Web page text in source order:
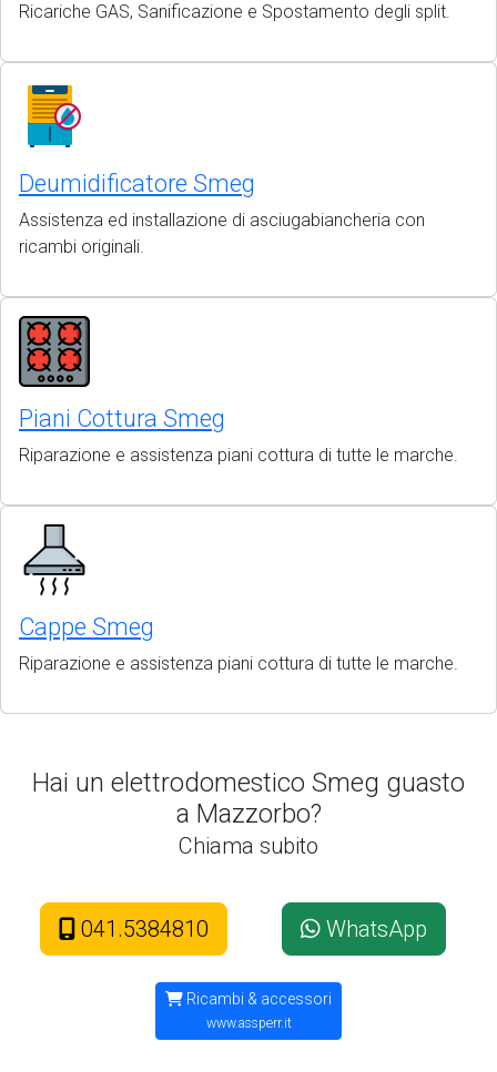
Ricariche GAS, Sanificazione e Spostamento degli split.
Deumidificatore Smeg
Assistenza ed installazione di asciugabiancheria con
ricambi originali.
Piani Cottura Smeg
Riparazione e assistenza piani cottura di tutte le marche.
Cappe Smeg
Riparazione e assistenza piani cottura di tutte le marche.
Hai un elettrodomestico Smeg guasto
a Mazzorbo?
Chiama subito
041.5384810 WhatsApp
Ricambi & accessori
www.assperr.it